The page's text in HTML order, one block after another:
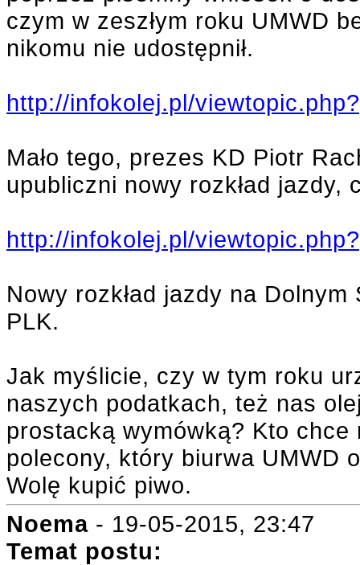
czym w zeszłym roku UMWD
nikomu nie udostępnił.
http://infokolej.pl/
Mało tego, prezes KD Piotr
upubliczni nowy rozkład jazdy,
http://infokolej.pl/
Nowy rozkład jazdy na
PLK.
Jak myślicie, czy w tym roku
naszych podatkach, też nas
prostacką wymówką? Kto
polecony, który biurwa UMWD
Wolę kupić piwo.
Noema - 19-05-2015, 23:47
Temat postu: